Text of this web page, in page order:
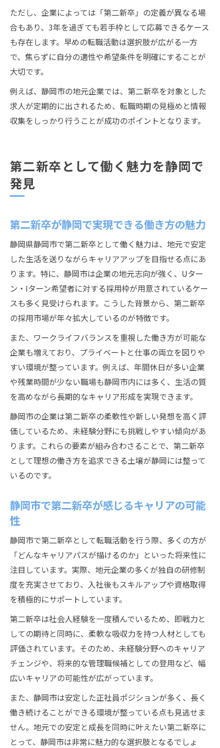
ただし、企業によっては「第二新卒」の定義が異なる場
合もあり、3年を過ぎても若手枠として応募できるケース
も存在します。早めの転職活動は選択肢が広がる一方
で、焦らずに自分の適性や希望条件を明確にすることが
大切です。
例えば、静岡市の地元企業では、第二新卒を対象とした
求人が定期的に出されるため、転職時期の見極めと情報
収集をしっかり行うことが成功のポイントとなります。
第二新卒として働く魅力を静岡で
発見
第二新卒が静岡で実現できる働き方の魅力
静岡県静岡市で第二新卒として働く魅力は、地元で安定
した生活を送りながらキャリアアップを目指せる点にあ
ります。特に、静岡市は企業の地元志向が強く、Uター
ン・Iターン希望者に対する採用枠が用意されているケー
スも多く見受けられます。こうした背景から、第二新卒
の採用市場が年々拡大しているのが特徴です。
また、ワークライフバランスを重視した働き方が可能な
企業も増えており、プライベートと仕事の両立を図りや
すい環境が整っています。例えば、年間休日が多い企業
や残業時間が少ない職場も静岡市内には多く、生活の質
を高めながら長期的なキャリア形成を実現できます。
静岡市の企業は第二新卒の柔軟性や新しい発想を高く評
価しているため、未経験分野にも挑戦しやすい傾向があ
ります。これらの要素が組み合わさることで、第二新卒
として理想の働き方を追求できる土壌が静岡には整って
いるのです。
静岡市で第二新卒が感じるキャリアの可能
性
静岡市で第二新卒として転職活動を行う際、多くの方が
「どんなキャリアパスが描けるのか」といった将来性に
注目しています。実際、地元企業の多くが独自の研修制
度を充実させており、入社後もスキルアップや資格取得
を積極的にサポートしています。
第二新卒は社会人経験を一度積んでいるため、即戦力と
しての期待と同時に、柔軟な吸収力を持つ人材としても
評価されています。そのため、未経験分野へのキャリア
チェンジや、将来的な管理職候補としての登用など、幅
広いキャリアの可能性が広がっています。
また、静岡市は安定した正社員ポジションが多く、長く
働き続けることができる環境が整っている点も見逃せま
せん。地元での安定と成長を同時に叶えたい第二新卒に
とって、静岡市は非常に魅力的な選択肢となるでしょ